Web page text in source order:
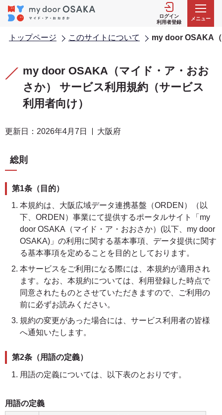
先
ログイン
利用者登録
メニュー
トップページ このサイトについて
my door OSAKA（
こ
my door OSAKA（マイド・ア・おお
さか） サービス利用規約（サービス
利用者向け）
更新日：2026年4月7日 大阪府
総則
第1条（目的）
本規約は、大阪広域データ連携基盤（ORDEN）（以
下、ORDEN）事業にて提供するポータルサイト「my
door OSAKA（マイド・ア・おおさか）(以下、my door
OSAKA)」の利用に関する基本事項、データ提供に関す
る基本事項を定めることを目的としております。
本サービスをご利用になる際には、本規約が適用され
ます。なお、本規約については、利用登録した時点で
同意されたものとさせていただきますので、ご利用の
前に必ずお読みください。
規約の変更があった場合には、サービス利用者の皆様
へ通知いたします。
第2条（用語の定義）
用語の定義については、以下表のとおりです。
用語の定義
こ